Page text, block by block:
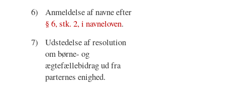
6)
Anmeldelse af navne efter
§ 6, stk. 2, i navneloven.
7)
Udstedelse af resolution
om børne- og
ægtefællebidrag ud fra
parternes enighed.